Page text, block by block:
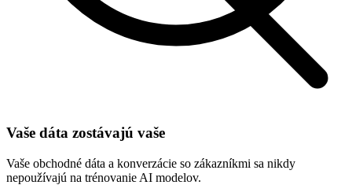
Vaše dáta zostávajú vaše
Vaše obchodné dáta a konverzácie so zákazníkmi sa nikdy
nepoužívajú na trénovanie AI modelov.